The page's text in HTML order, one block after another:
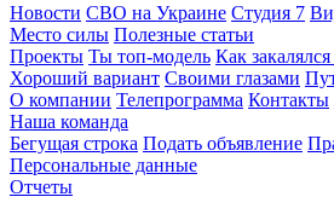
Новости СВО на Украине Студия 7
Место силы Полезные статьи
Проекты Ты топ-модель Как
Хороший вариант Своими глазами
О компании Телепрограмма Контакты
Наша команда
Бегущая строка Подать объявление
Персональные данные
Отчеты